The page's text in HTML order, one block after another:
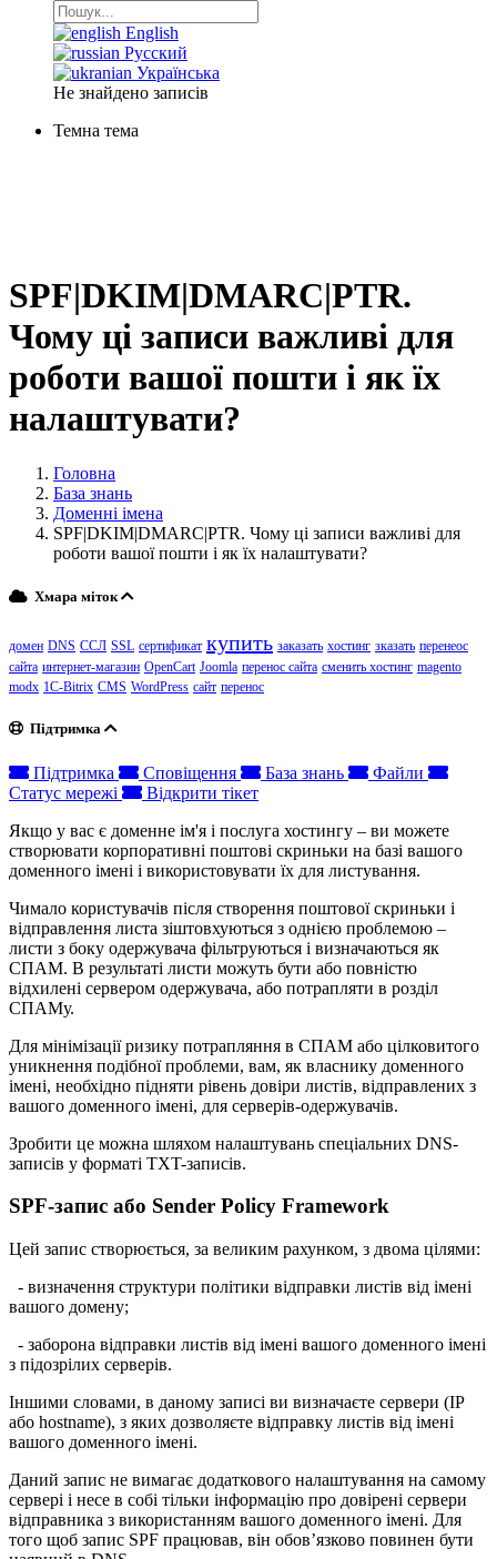
English
Русский
Українська
Не знайдено записів
Темна тема
SPF|DKIM|DMARC|PTR.
Чому ці записи важливі для
роботи вашої пошти і як їх
налаштувати?
Головна
База знань
Доменні імена
SPF|DKIM|DMARC|PTR. Чому ці записи важливі для
роботи вашої пошти і як їх налаштувати?
Хмара міток
домен DNS ССЛ SSL сертификат купить заказать хостинг зказать перенеос
сайта интернет-магазин OpenCart Joomla перенос сайта сменить хостинг magento
modx 1C-Bitrix CMS WordPress сайт перенос
Підтримка
Підтримка Сповіщення База знань
Файли
Статус мережі
Відкрити тікет
Якщо у вас є доменне ім'я і послуга хостингу – ви можете
створювати корпоративні поштові скриньки на базі вашого
доменного імені і використовувати їх для листування.
Чимало користувачів після створення поштової скриньки і
відправлення листа зіштовхуються з однією проблемою –
листи з боку одержувача фільтруються і визначаються як
СПАМ. В результаті листи можуть бути або повністю
відхилені сервером одержувача, або потрапляти в розділ
СПАМу.
Для мінімізації ризику потрапляння в СПАМ або цілковитого
уникнення подібної проблеми, вам, як власнику доменного
імені, необхідно підняти рівень довіри листів, відправлених з
вашого доменного імені, для серверів-одержувачів.
Зробити це можна шляхом налаштувань спеціальних DNS-
записів у форматі TXT-записів.
SPF-запис або Sender Policy Framework
Цей запис створюється, за великим рахунком, з двома цілями:
- визначення структури політики відправки листів від імені
вашого домену;
- заборона відправки листів від імені вашого доменного імені
з підозрілих серверів.
Іншими словами, в даному записі ви визначаєте сервери (IP
або hostname), з яких дозволяєте відправку листів від імені
вашого доменного імені.
Даний запис не вимагає додаткового налаштування на самому
сервері і несе в собі тільки інформацію про довірені сервери
відправника з використанням вашого доменного імені. Для
того щоб запис SPF працював, він обов’язково повинен бути